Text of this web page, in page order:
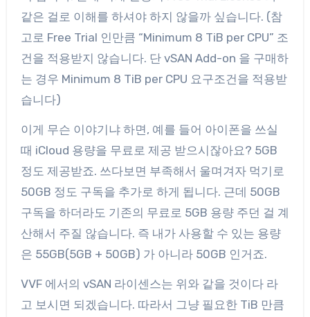
같은 걸로 이해를 하셔야 하지 않을까 싶습니다. (참
고로 Free Trial 인만큼 “Minimum 8 TiB per CPU” 조
건을 적용받지 않습니다. 단 vSAN Add-on 을 구매하
는 경우 Minimum 8 TiB per CPU 요구조건을 적용받
습니다)
이게 무슨 이야기냐 하면, 예를 들어 아이폰을 쓰실
때 iCloud 용량을 무료로 제공 받으시잖아요? 5GB
정도 제공받죠. 쓰다보면 부족해서 울며겨자 먹기로
50GB 정도 구독을 추가로 하게 됩니다. 근데 50GB
구독을 하더라도 기존의 무료로 5GB 용량 주던 걸 계
산해서 주질 않습니다. 즉 내가 사용할 수 있는 용량
은 55GB(5GB + 50GB) 가 아니라 50GB 인거죠.
VVF 에서의 vSAN 라이센스는 위와 같을 것이다 라
고 보시면 되겠습니다. 따라서 그냥 필요한 TiB 만큼